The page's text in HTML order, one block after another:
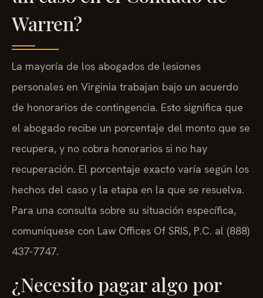
Warren?
La mayoría de los abogados de lesiones
personales en Virginia trabajan bajo un acuerdo
de honorarios de contingencia. Esto significa que
el abogado recibe un porcentaje del monto que se
recupera, y no cobra honorarios si no hay
recuperación. El porcentaje exacto varía según los
hechos del caso y la etapa en la que se resuelva.
Para una consulta sobre su situación específica,
comuníquese con Law Offices Of SRIS, P.C. al (888)
437-7747.
¿Necesito pagar algo por